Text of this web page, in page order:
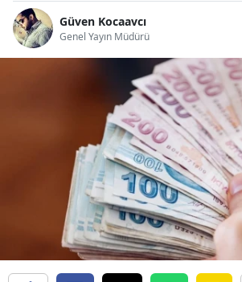
Güven Kocaavcı
Genel Yayın Müdürü